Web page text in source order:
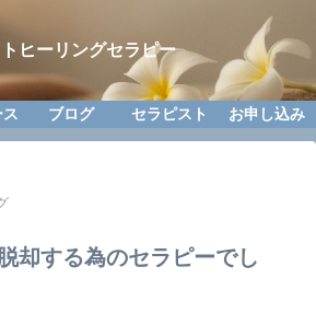
ヒーリングセラピー
ブログ セラピスト お申し込み
却する為のセラピーでし